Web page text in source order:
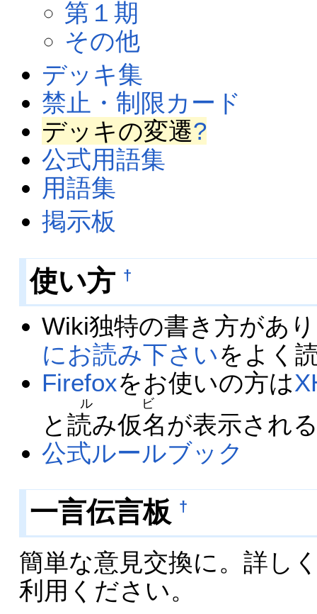
第１期
その他
デッキ集
禁止・制限カード
デッキの変遷?
公式用語集
用語集
掲示板
使い方 †
Wiki独特の書き方があ
にお読み下さいをよく
Firefoxをお使いの方は
と 読み仮名
ルビ
が表示され
公式ルールブック
一言伝言板 †
簡単な意見交換に。詳し
利用ください。